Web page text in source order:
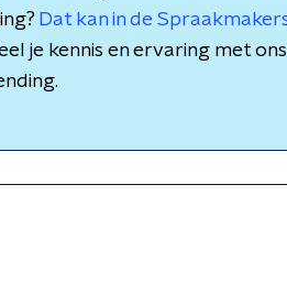
Dat kan in de
je kennis en ervaring met